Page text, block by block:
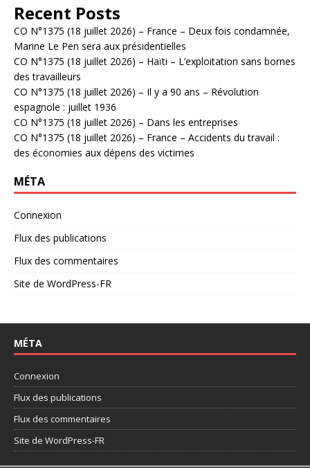
Recent Posts
CO N°1375 (18 juillet 2026) – France – Deux fois condamnée,
Marine Le Pen sera aux présidentielles
CO N°1375 (18 juillet 2026) – Haïti – L’exploitation sans bornes
des travailleurs
CO N°1375 (18 juillet 2026) – Il y a 90 ans – Révolution
espagnole : juillet 1936
CO N°1375 (18 juillet 2026) – Dans les entreprises
CO N°1375 (18 juillet 2026) – France – Accidents du travail :
des économies aux dépens des victimes
MÉTA
Connexion
Flux des publications
Flux des commentaires
Site de WordPress-FR
MÉTA
Connexion
Flux des publications
Flux des commentaires
Site de WordPress-FR